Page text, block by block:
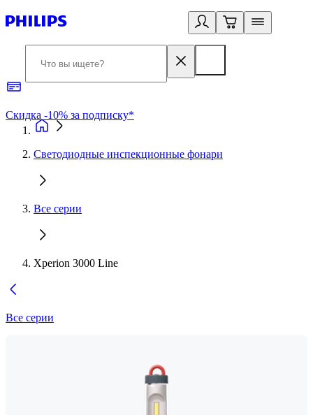
Скидка -10% за подписку*
Светодиодные инспекционные фонари
Все серии
Xperion 3000 Line
Все серии